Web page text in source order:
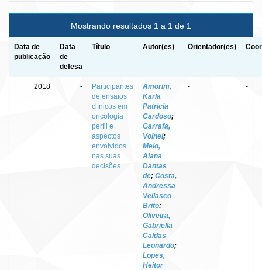
Mostrando resultados 1 a 1 de 1
Data de
publicação
Data
de
defesa
Título Autor(es) Orientador(es)
2018 -
Participantes
de ensaios
clínicos em
oncologia :
perfil e
aspectos
envolvidos
nas suas
decisões
Amorim,
Karla
Patrícia
Cardoso;
Garrafa,
Volnei;
Melo,
Alana
Dantas
de; Costa,
Andressa
Vellasco
Brito;
Oliveira,
Gabriella
Caldas
Leonardo;
Lopes,
Heitor
- -